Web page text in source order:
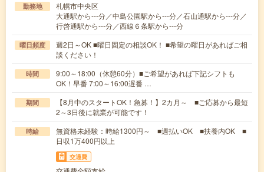
勤務地
札幌市中央区
大通駅から---分／中島公園駅から---分／石山通駅から---分／
行啓通駅から---分／西線６条駅から---分
曜日頻度
週2日～OK ■曜日固定の相談OK！ ■希望の曜日があればご相
談ください！
時間
9:00～18:00（休憩60分）■ご希望があれば下記シフトも
OK！早番 7:00～16:00遅番 …
期間
【8月中のスタートOK！急募！】2カ月～ ■ご応募から最短
2～3日後に就業が可能です！
時給
無資格未経験：時給1300円～ ■週払いOK ■扶養内OK ■
日収1万400円以上
交通費